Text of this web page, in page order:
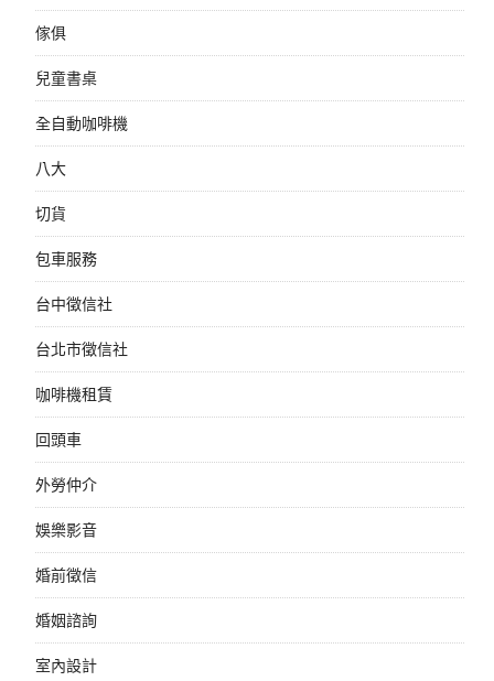
傢俱
兒童書桌
全自動咖啡機
八大
切貨
包車服務
台中徵信社
台北市徵信社
咖啡機租賃
回頭車
外勞仲介
娛樂影音
婚前徵信
婚姻諮詢
室內設計